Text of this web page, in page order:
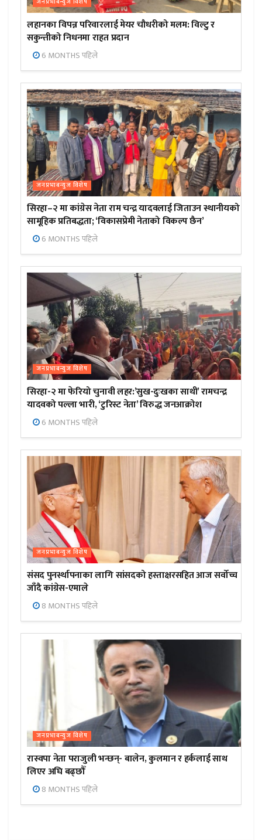
लहानका विपन्न परिवारलाई मेयर चौधरीको मलम: विल्टु र
सकुन्तीको निधनमा राहत प्रदान
6 MONTHS पहिले
जनप्रभाबन्युज विशेष
सिरहा–२ मा कांग्रेस नेता राम चन्द्र यादवलाई जिताउन स्थानीयको
सामूहिक प्रतिबद्धता; ‘विकासप्रेमी नेताको विकल्प छैन’
6 MONTHS पहिले
जनप्रभाबन्युज विशेष
सिरहा-२ मा फेरियो चुनावी लहर:’सुख-दुःखका साथी’ रामचन्द्र
यादवको पल्ला भारी, ‘टुरिस्ट नेता’ विरुद्ध जनआक्रोश
6 MONTHS पहिले
जनप्रभाबन्युज विशेष
संसद पुनर्स्थापनाका लागि सांसदको हस्ताक्षरसहित आज सर्वोच्च
जाँदै कांग्रेस-एमाले
8 MONTHS पहिले
जनप्रभाबन्युज विशेष
रास्वपा नेता पराजुली भन्छन्- बालेन, कुलमान र हर्कलाई साथ
लिएर अघि बढ्छौँ
8 MONTHS पहिले